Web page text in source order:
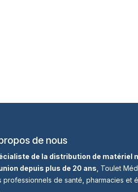
de nous
de la distribution de matériel
depuis plus de 20 ans , Toulet
professionnels de santé, pharmacies et